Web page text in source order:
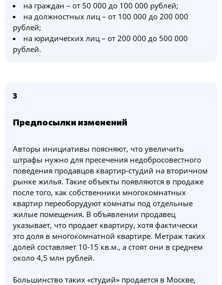
на граждан – от 50 000 до 100 000 рублей;
на должностных лиц – от 100 000 до 200 000
рублей;
на юридических лиц – от 200 000 до 500 000
рублей.
3
Предпосылки изменений
Авторы инициативы поясняют, что увеличить
штрафы нужно для пресечения недобросовестного
поведения продавцов квартир-студий на вторичном
рынке жилья. Такие объекты появляются в продаже
после того, как собственники многокомнатных
квартир переоборудуют комнаты под отдельные
жилые помещения. В объявлении продавец
указывает, что продает квартиру, хотя фактически
это доля в многокомнатной квартире. Метраж таких
долей составляет 10-15 кв.м., а стоят они в среднем
около 4,5 млн рублей.
Большинство таких «студий» продается в Москве,